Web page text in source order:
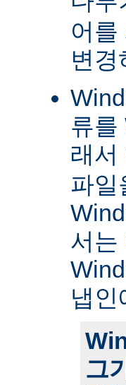
어를
변경
류를
래
파일
서는
냅인
그